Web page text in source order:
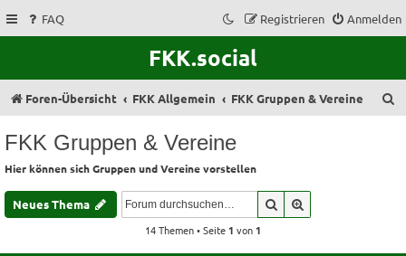
FAQ Anmelden
Registrieren
FKK.social
Foren-Übersicht FKK Allgemein FKK Gruppen & Vereine
FKK Gruppen & Vereine
Hier können sich Gruppen und Vereine vorstellen
Neues Thema Suche
14 Themen • Seite 1 von 1